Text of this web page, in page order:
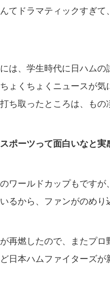
てドラマティックすぎ
は、学生時代に日ハム
ょくちょくニュースが
ち取ったところは、もの
ポーツって面白いなと実
ワールドカップもです
るから、ファンがのめり
再燃したので、またプロ
日本ハムファイターズが